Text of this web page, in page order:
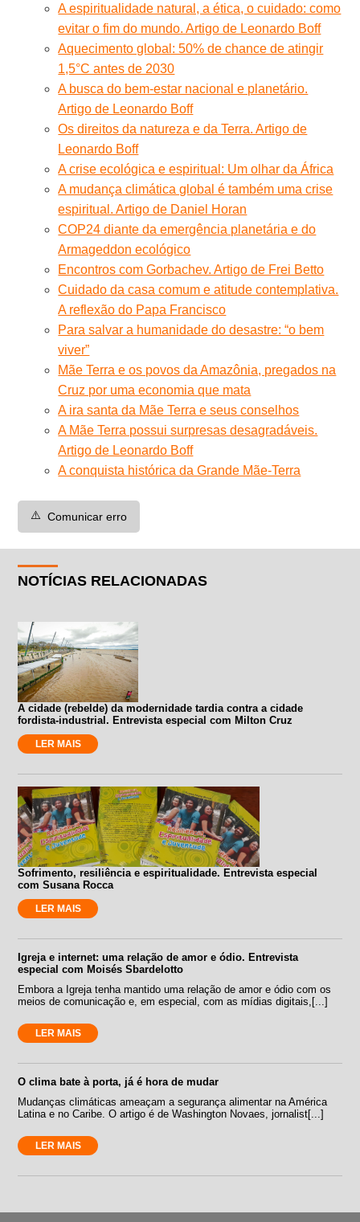
A espiritualidade natural, a ética, o cuidado: como
evitar o fim do mundo. Artigo de Leonardo Boff
Aquecimento global: 50% de chance de atingir
1,5°C antes de 2030
A busca do bem-estar nacional e planetário.
Artigo de Leonardo Boff
Os direitos da natureza e da Terra. Artigo de
Leonardo Boff
A crise ecológica e espiritual: Um olhar da África
A mudança climática global é também uma crise
espiritual. Artigo de Daniel Horan
COP24 diante da emergência planetária e do
Armageddon ecológico
Encontros com Gorbachev. Artigo de Frei Betto
Cuidado da casa comum e atitude contemplativa.
A reflexão do Papa Francisco
Para salvar a humanidade do desastre: “o bem
viver”
Mãe Terra e os povos da Amazônia, pregados na
Cruz por uma economia que mata
A ira santa da Mãe Terra e seus conselhos
A Mãe Terra possui surpresas desagradáveis.
Artigo de Leonardo Boff
A conquista histórica da Grande Mãe-Terra
⚠️ Comunicar erro
NOTÍCIAS RELACIONADAS
A cidade (rebelde) da modernidade tardia contra a cidade
fordista-industrial. Entrevista especial com Milton Cruz
LER MAIS
Sofrimento, resiliência e espiritualidade. Entrevista especial
com Susana Rocca
LER MAIS
Igreja e internet: uma relação de amor e ódio. Entrevista
especial com Moisés Sbardelotto
Embora a Igreja tenha mantido uma relação de amor e ódio com os
meios de comunicação e, em especial, com as mídias digitais,[...]
LER MAIS
O clima bate à porta, já é hora de mudar
Mudanças climáticas ameaçam a segurança alimentar na América
Latina e no Caribe. O artigo é de Washington Novaes, jornalist[...]
LER MAIS